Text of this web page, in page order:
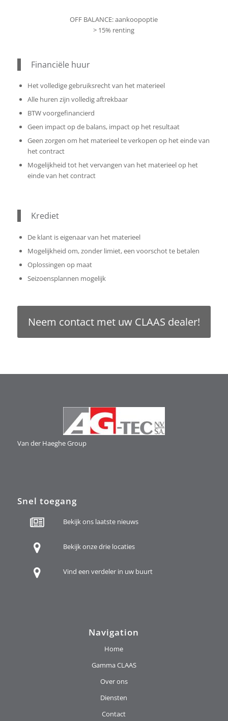
OFF BALANCE: aankoopoptie
> 15% renting
Financiële huur
Het volledige gebruiksrecht van het materieel
Alle huren zijn volledig aftrekbaar
BTW voorgefinancierd
Geen impact op de balans, impact op het resultaat
Geen zorgen om het materieel te verkopen op het einde van
het contract
Mogelijkheid tot het vervangen van het materieel op het
einde van het contract
Krediet
De klant is eigenaar van het materieel
Mogelijkheid om, zonder limiet, een voorschot te betalen
Oplossingen op maat
Seizoensplannen mogelijk
Neem contact met uw CLAAS dealer!
Van der HaegheGroup
Snel toegang
Bekijk ons laatste nieuws
Bekijk onze drie locaties
Vind een verdeler in uw buurt
Navigation
Home
Gamma CLAAS
Over ons
Diensten
Contact